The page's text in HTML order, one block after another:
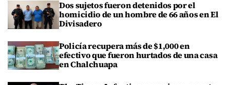
Dos sujetos fueron detenidos por el
homicidio de un hombre de 66 años en El
Divisadero
Policía recupera más de $1,000 en
efectivo que fueron hurtados de una casa
en Chalchuapa